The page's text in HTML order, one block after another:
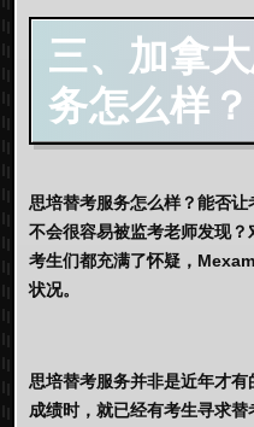
三、加拿
务怎么样？
思培替考服务怎么样？能否让
不会很容易被监考老师发现？
考生们都充满了怀疑，
状况。
思培替考服务并非是近年才
成绩时，就已经有考生寻求